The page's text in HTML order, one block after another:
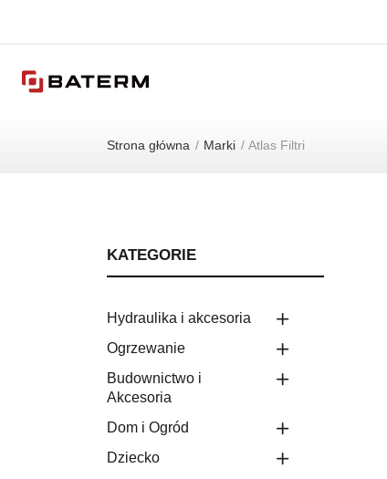
Strona główna Marki Atlas Filtri
KATEGORIE
Hydraulika i akcesoria
Ogrzewanie
Budownictwo i
Akcesoria
Dom i Ogród
Dziecko